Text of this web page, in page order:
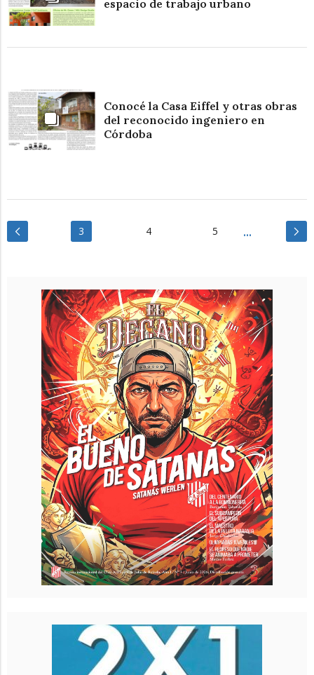
espacio de trabajo urbano
Conocé la Casa Eiffel y otras obras
del reconocido ingeniero en
Córdoba
3 4 5